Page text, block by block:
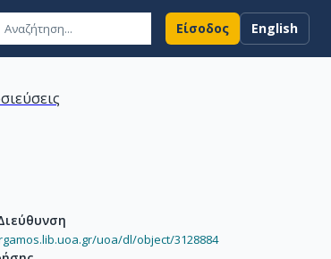
Είσοδος English
uoa/dl/object/3128884